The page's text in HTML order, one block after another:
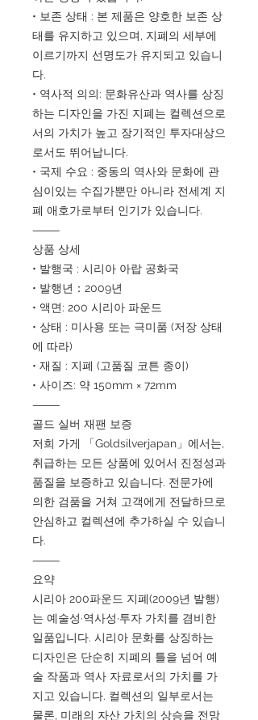
• 보존 상태 : 본 제품은 양호한 보존 상
태를 유지하고 있으며, 지폐의 세부에
이르기까지 선명도가 유지되고 있습니
다.
• 역사적 의의: 문화유산과 역사를 상징
하는 디자인을 가진 지폐는 컬렉션으로
서의 가치가 높고 장기적인 투자대상으
로서도 뛰어납니다.
• 국제 수요 : 중동의 역사와 문화에 관
심이있는 수집가뿐만 아니라 전세계 지
폐 애호가로부터 인기가 있습니다.
⸻
상품 상세
• 발행국 : 시리아 아랍 공화국
• 발행년：2009년
• 액면: 200 시리아 파운드
• 상태 : 미사용 또는 극미품 (저장 상태
에 따라)
• 재질 : 지폐 (고품질 코튼 종이)
• 사이즈: 약 150mm × 72mm
⸻
골드 실버 재팬 보증
저희 가게 「Goldsilverjapan」에서는,
취급하는 모든 상품에 있어서 진정성과
품질을 보증하고 있습니다. 전문가에
의한 검품을 거쳐 고객에게 전달하므로
안심하고 컬렉션에 추가하실 수 있습니
다.
⸻
요약
시리아 200파운드 지폐(2009년 발행)
는 예술성·역사성·투자 가치를 겸비한
일품입니다. 시리아 문화를 상징하는
디자인은 단순히 지폐의 틀을 넘어 예
술 작품과 역사 자료로서의 가치를 가
지고 있습니다. 컬렉션의 일부로서는
물론, 미래의 자산 가치의 상승을 전망